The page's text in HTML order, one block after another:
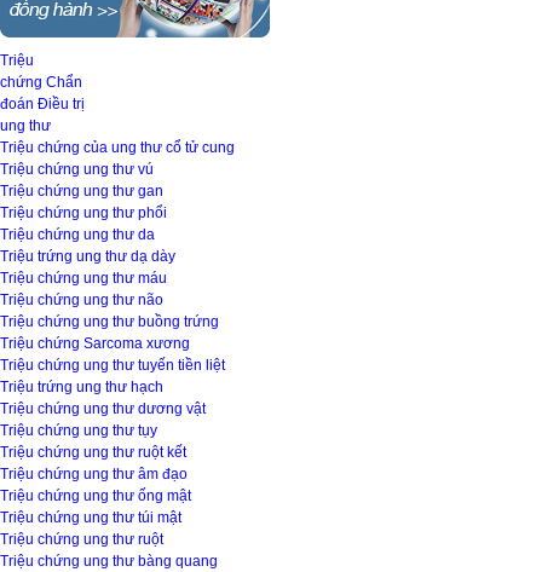
Triệu
chứng Chẩn
đoán Điều trị
ung thư
Triệu chứng của ung thư cổ tử cung
Triệu chứng ung thư vú
Triệu chứng ung thư gan
Triệu chứng ung thư phổi
Triệu chứng ung thư da
Triệu trứng ung thư dạ dày
Triệu chứng ung thư máu
Triệu chứng ung thư não
Triệu chứng ung thư buồng trứng
Triệu chứng Sarcoma xương
Triệu chứng ung thư tuyến tiền liệt
Triệu trứng ung thư hạch
Triệu chứng ung thư dương vật
Triệu chứng ung thư tụy
Triệu chứng ung thư ruột kết
Triệu chứng ung thư âm đạo
Triệu chứng ung thư ống mật
Triệu chứng ung thư túi mật
Triệu chứng ung thư ruột
Triệu chứng ung thư bàng quang